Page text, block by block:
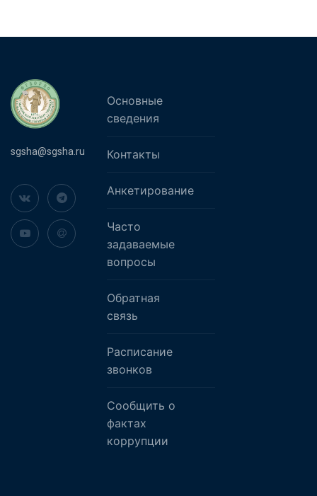
sgsha@sgsha.ru
Основные
сведения
Контакты
Анкетирование
Часто
задаваемые
вопросы
Обратная
связь
Расписание
звонков
Сообщить о
фактах
коррупции